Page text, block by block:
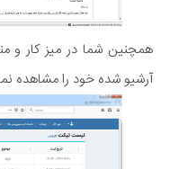
همچنین شما در میز کار
آرشیو شده خود را مشاهده